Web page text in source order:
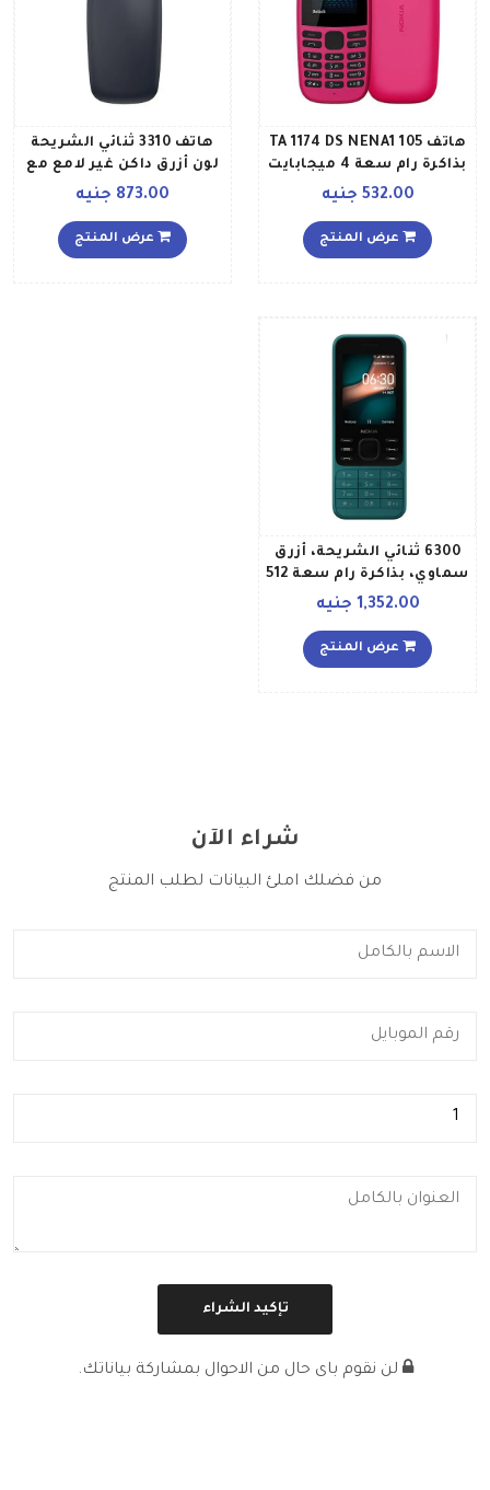
هاتف 105 TA 1174 DS NENA1
بذاكرة رام سعة 4 ميجابايت
ثنائي الشريحة بلون وردي
532.00 جنيه
عرض المنتج
هاتف 3310 ثنائي الشريحة
لون أزرق داكن غير لامع مع
873.00 جنيه
عرض المنتج
6300 ثنائي الشريحة، أزرق
سماوي، بذاكرة رام سعة 512
1,352.00 جنيه
عرض المنتج
شراء الآن
من فضلك املئ البيانات لطلب المنتج
لن نقوم باى حال من الاحوال بمشاركة بياناتك.